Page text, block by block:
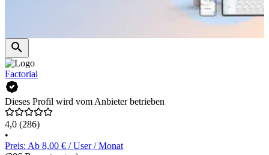
Factorial
Dieses Profil wird vom Anbieter betrieben
4,0 (286)
•
Preis: Ab 8,00 € / User / Monat